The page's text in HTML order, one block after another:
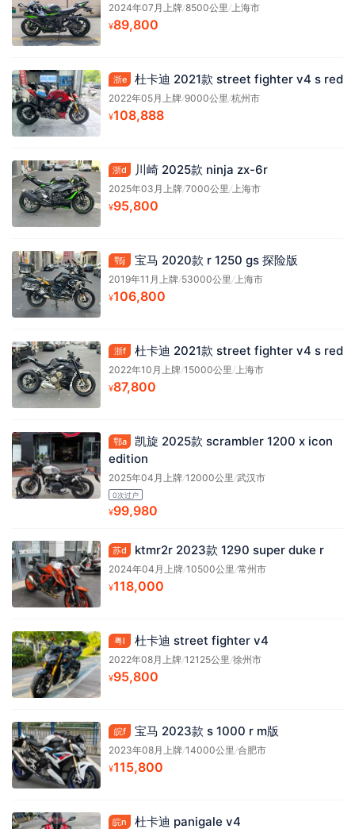
2024年07月上牌/8500公里 /上海市
¥89,800
浙e 杜卡迪 2021款 street fighter v4 s red
2022年05月上牌/9000公里 /杭州市
¥108,888
浙d 川崎 2025款 ninja zx-6r
2025年03月上牌/7000公里 /上海市
¥95,800
鄂j 宝马 2020款 r 1250 gs 探险版
2019年11月上牌/53000公里 /上海市
¥106,800
浙f 杜卡迪 2021款 street fighter v4 s red
2022年10月上牌/15000公里 /上海市
¥87,800
鄂a
凯旋 2025款 scrambler 1200 x icon
edition
2025年04月上牌/12000公里 /武汉市
0次过户
¥99,980
苏d ktmr2r 2023款 1290 super duke r
2024年04月上牌/10500公里 /常州市
¥118,000
粤l 杜卡迪 street fighter v4
2022年08月上牌/12125公里 /徐州市
¥95,800
皖f 宝马 2023款 s 1000 r m版
2023年08月上牌/14000公里 /合肥市
¥115,800
皖n 杜卡迪 panigale v4